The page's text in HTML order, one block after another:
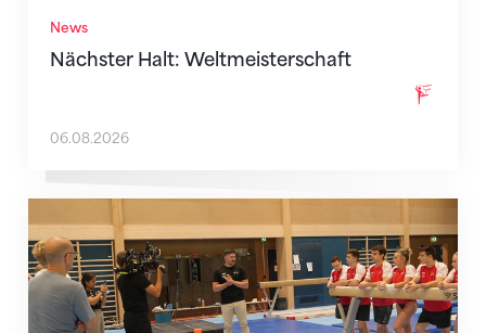
News
Nächster Halt: Weltmeisterschaft
06.08.2026
Mit klaren Zielen nach Zagreb